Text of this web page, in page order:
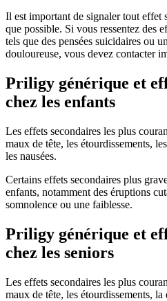
Il est important de signaler tout effet
que possible. Si vous ressentez des
tels que des pensées suicidaires ou
douloureuse, vous devez contacter
Priligy générique et
chez les enfants
Les effets secondaires les plus
maux de tête, les étourdissements,
les nausées.
Certains effets secondaires plus
enfants, notamment des éruptions
somnolence ou une faiblesse.
Priligy générique et
chez les seniors
Les effets secondaires les plus
maux de tête, les étourdissements, la